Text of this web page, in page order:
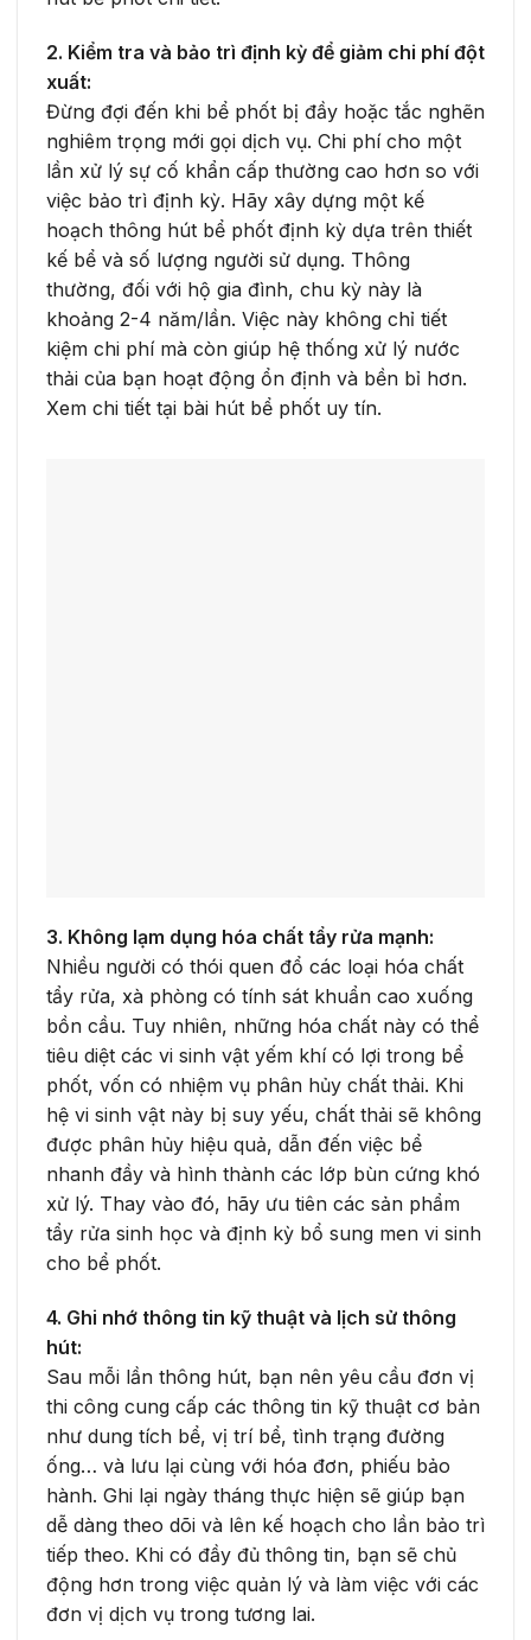
2. Kiểm tra và bảo trì định kỳ để giảm chi phí đột
xuất:
Đừng đợi đến khi bể phốt bị đầy hoặc tắc nghẽn
nghiêm trọng mới gọi dịch vụ. Chi phí cho một
lần xử lý sự cố khẩn cấp thường cao hơn so với
việc bảo trì định kỳ. Hãy xây dựng một kế
hoạch thông hút bể phốt định kỳ dựa trên thiết
kế bể và số lượng người sử dụng. Thông
thường, đối với hộ gia đình, chu kỳ này là
khoảng 2-4 năm/lần. Việc này không chỉ tiết
kiệm chi phí mà còn giúp hệ thống xử lý nước
thải của bạn hoạt động ổn định và bền bỉ hơn.
Xem chi tiết tại bài hút bể phốt uy tín.
3. Không lạm dụng hóa chất tẩy rửa mạnh:
Nhiều người có thói quen đổ các loại hóa chất
tẩy rửa, xà phòng có tính sát khuẩn cao xuống
bồn cầu. Tuy nhiên, những hóa chất này có thể
tiêu diệt các vi sinh vật yếm khí có lợi trong bể
phốt, vốn có nhiệm vụ phân hủy chất thải. Khi
hệ vi sinh vật này bị suy yếu, chất thải sẽ không
được phân hủy hiệu quả, dẫn đến việc bể
nhanh đầy và hình thành các lớp bùn cứng khó
xử lý. Thay vào đó, hãy ưu tiên các sản phẩm
tẩy rửa sinh học và định kỳ bổ sung men vi sinh
cho bể phốt.
4. Ghi nhớ thông tin kỹ thuật và lịch sử thông
hút:
Sau mỗi lần thông hút, bạn nên yêu cầu đơn vị
thi công cung cấp các thông tin kỹ thuật cơ bản
như dung tích bể, vị trí bể, tình trạng đường
ống… và lưu lại cùng với hóa đơn, phiếu bảo
hành. Ghi lại ngày tháng thực hiện sẽ giúp bạn
dễ dàng theo dõi và lên kế hoạch cho lần bảo trì
tiếp theo. Khi có đầy đủ thông tin, bạn sẽ chủ
động hơn trong việc quản lý và làm việc với các
đơn vị dịch vụ trong tương lai.